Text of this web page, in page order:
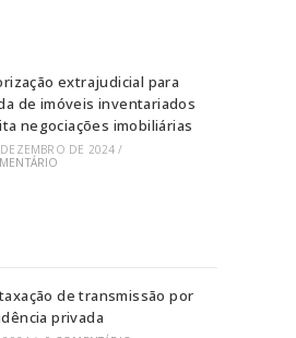
extrajudicial para
de imóveis inventariados
negociações imobiliárias
DE 2024 /
de transmissão por
privada